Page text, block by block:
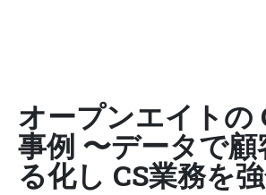
オープンエイトの
事例 〜データで顧
る化し CS業務を